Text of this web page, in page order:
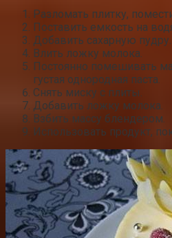
Разломать плитку,
Поставить емкость на
Добавить сахарную пудру.
Влить ложку молока.
Постоянно помешивать
густая однородная паста.
Снять миску с плиты.
Добавить ложку молока.
Взбить массу блендером.
Использовать продукт,